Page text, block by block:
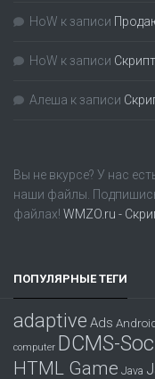
HoW к записи
HoW к записи
Алеша к записи
Вы не вкурсе? У нас
наши файлы.
файлах! WMZO.ru -
ПОПУЛЯРНЫЕ ТЕГИ
adaptive Ads
computer DCMS-
HTML Game Java